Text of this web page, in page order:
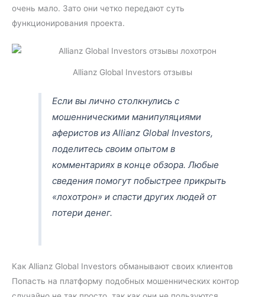
очень мало. Зато они четко передают суть
функционирования проекта.
Allianz Global Investors отзывы
Если вы лично столкнулись с
мошенническими манипуляциями
аферистов из Allianz Global Investors,
поделитесь своим опытом в
комментариях в конце обзора. Любые
сведения помогут побыстрее прикрыть
«лохотрон» и спасти других людей от
потери денег.
Как Allianz Global Investors обманывают своих клиентов
Попасть на платформу подобных мошеннических контор